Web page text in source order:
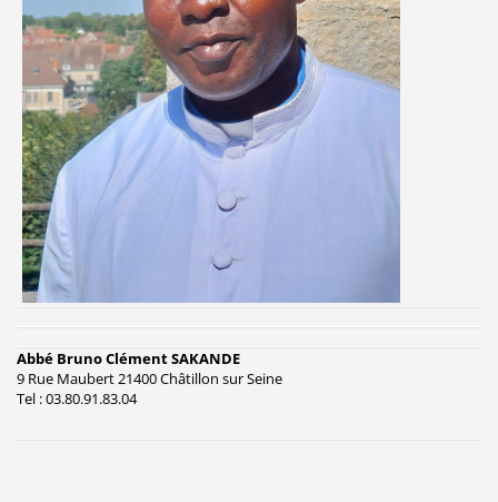
Abbé Bruno Clément SAKANDE
9 Rue Maubert 21400 Châtillon sur Seine
Tel : 03.80.91.83.04